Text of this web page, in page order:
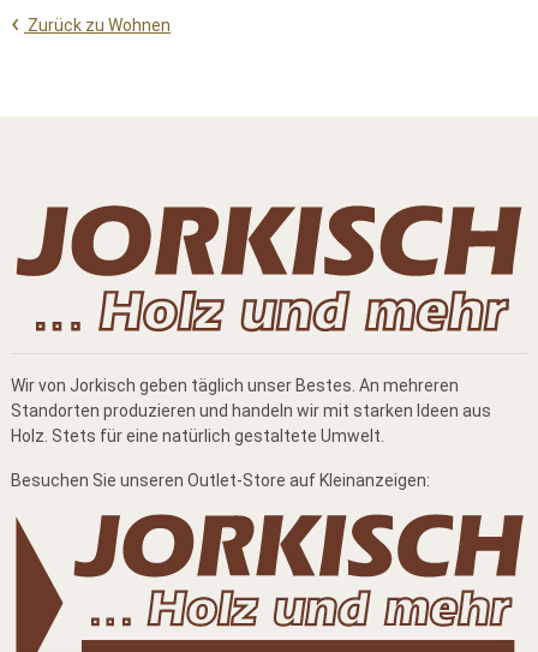
Zurück zu Wohnen
Wir von Jorkisch geben täglich unser Bestes. An mehreren
Standorten produzieren und handeln wir mit starken Ideen aus
Holz. Stets für eine natürlich gestaltete Umwelt.
Besuchen Sie unseren Outlet-Store auf Kleinanzeigen: